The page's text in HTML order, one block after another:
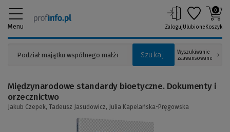
Menu
Szukaj
Wyszukiwanie
zaawansowane
ZalogujUlubione
0
Koszyk
Międzynarodowe standardy bioetyczne. Dokumenty i
orzecznictwo
Jakub Czepek, Tadeusz Jasudowicz, Julia Kapelańska-Pręgowska